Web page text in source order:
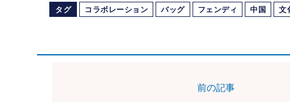
タグ コラボレーション バッグ フェンディ 中国 文
前の記事